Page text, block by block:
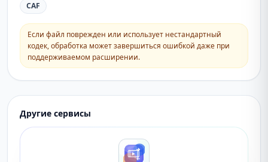
CAF
Если файл поврежден или использует нестандартный
кодек, обработка может завершиться ошибкой даже при
поддерживаемом расширении.
Другие сервисы